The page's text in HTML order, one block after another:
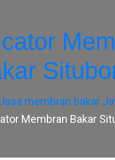
Jasa membran bakar
Membran Bakar